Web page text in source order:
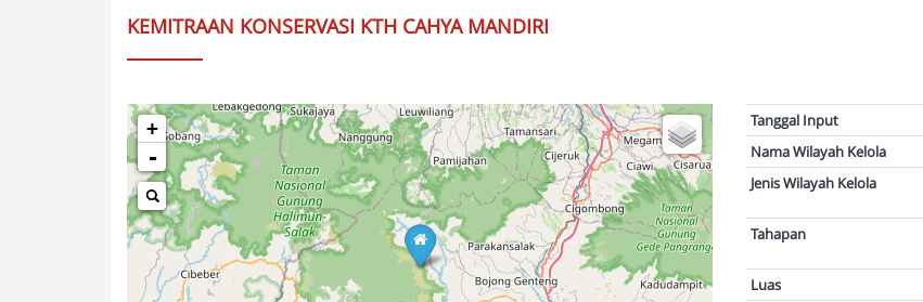
KEMITRAAN KONSERVASI KTH CAHYA MANDIRI
+
-
Tanggal Input
Nama Wilayah Kelola
Jenis Wilayah Kelola
Tahapan
Luas